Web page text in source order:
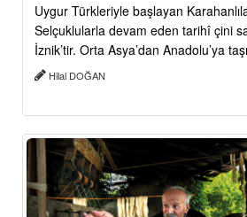
Uygur Türkleriyle başlayan
Selçuklularla devam eden tarihî çini
İznik’tir. Orta Asya’dan Anadolu’ya
Hilal DOĞAN